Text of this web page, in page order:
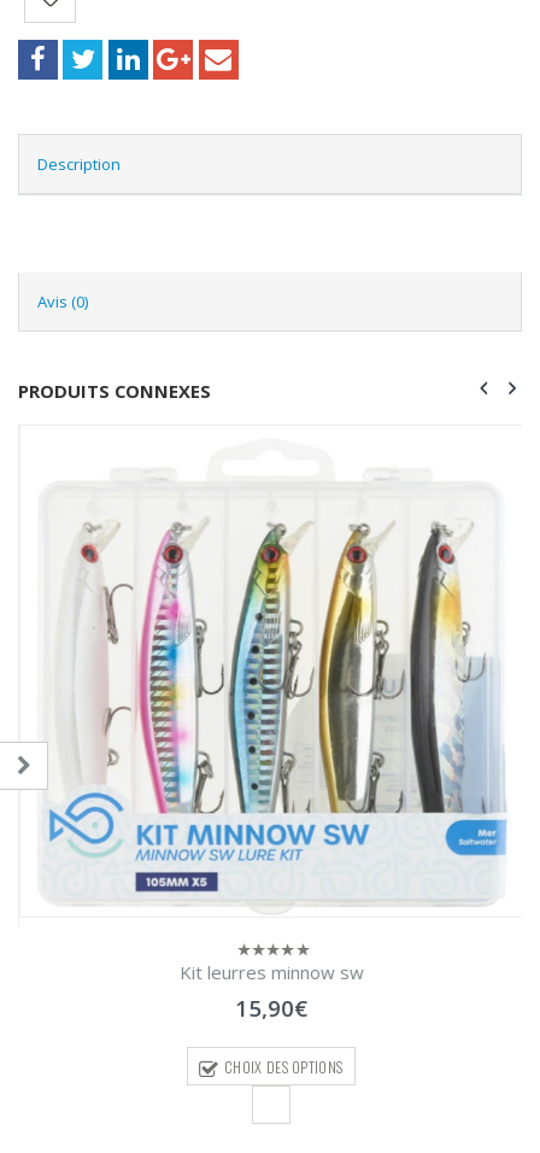
Description
Avis (0)
PRODUITS CONNEXES
0
5
Kit leurres minnow sw
15,90€
CHOIX DES OPTIONS